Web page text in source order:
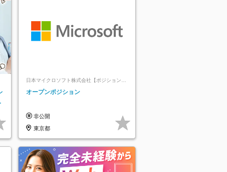
日本マイクロソフト株式会社【ポジションマ
ッチ登録】
オープンポジション
非公開
東京都